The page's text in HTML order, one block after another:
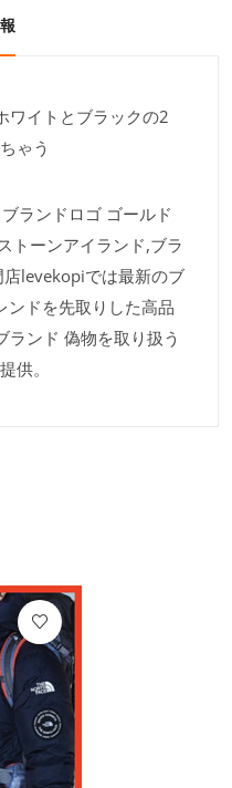
ワイトとブラックの2
ゃう
ランドロゴ ゴールド
トーンアイランド,ブラ
levekopiでは最新のブ
ンドを先取りした高品
ンド 偽物を取り扱う
供。